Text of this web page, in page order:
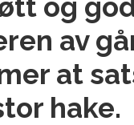
av
at
hake.